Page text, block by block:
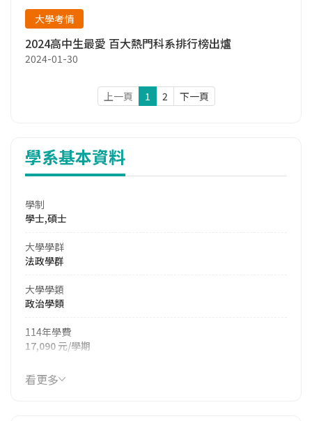
大學考情
2024高中生最愛 百大熱門科系排行榜出爐
2024-01-30
上一頁 1 2 下一頁
學系基本資料
學制
學士,碩士
大學學群
法政學群
大學學類
政治學類
114年學費
17,090 元/學期
114年雜費
7,057 元/學期
看更多